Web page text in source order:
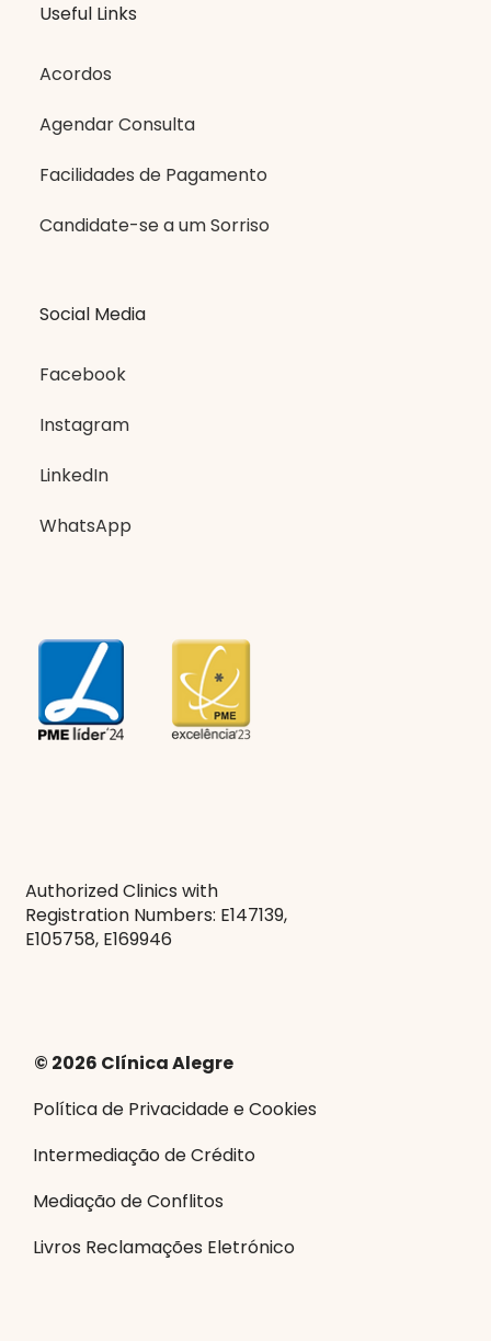
Useful Links
Acordos
Agendar Consulta
Facilidades de Pagamento
Candidate-se a um Sorriso
Social Media
Facebook
Instagram
LinkedIn
WhatsApp
Authorized Clinics with
Registration Numbers: E147139,
E105758, E169946
© 2026 Clínica Alegre
Política de Privacidade e Cookies
Livros Reclamações Eletrónico
Intermediação de Crédito
Mediação de Conflitos